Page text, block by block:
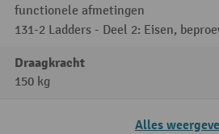
functionele afmetingen
131-2 Ladders - Deel 2: Eisen,
Draagkracht
150 kg
Alles